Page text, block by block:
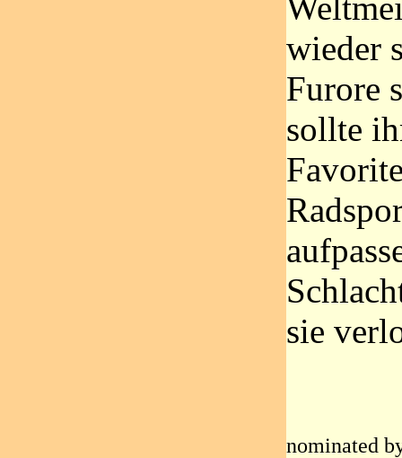
wieder
Furore
sollte
sie
nominated